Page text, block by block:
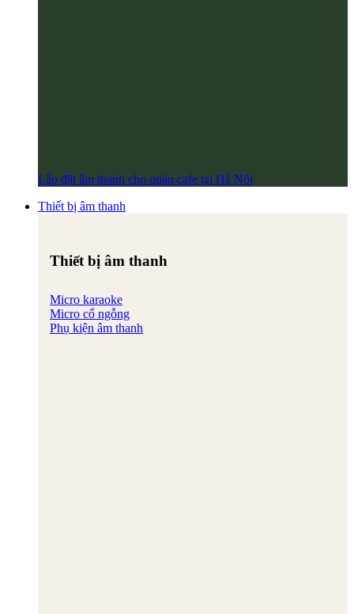
Lắp đặt âm thanh cho quán cafe tại Hà Nội
Thiết bị âm thanh
Thiết bị âm thanh
Micro karaoke
Micro cổ ngỗng
Phụ kiện âm thanh